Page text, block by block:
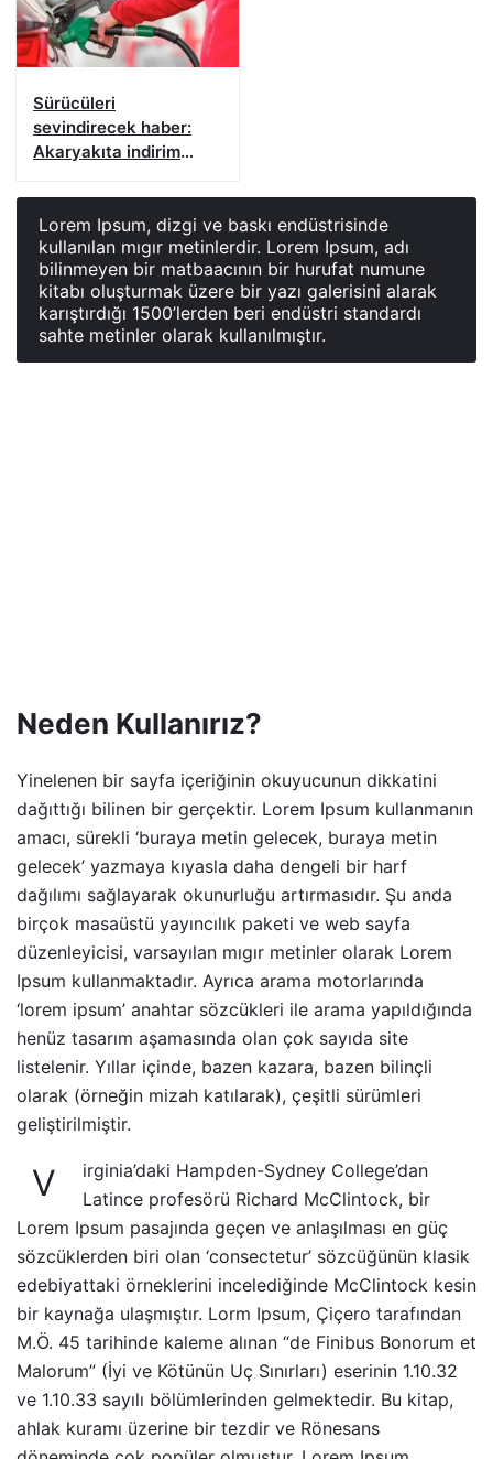
Sürücüleri
sevindirecek haber:
Akaryakıta indirim
Lorem Ipsum, dizgi ve baskı endüstrisinde
kullanılan mıgır metinlerdir. Lorem Ipsum, adı
bilinmeyen bir matbaacının bir hurufat numune
kitabı oluşturmak üzere bir yazı galerisini alarak
karıştırdığı 1500’lerden beri endüstri standardı
sahte metinler olarak kullanılmıştır.
Neden Kullanırız?
Yinelenen bir sayfa içeriğinin okuyucunun dikkatini
dağıttığı bilinen bir gerçektir. Lorem Ipsum kullanmanın
amacı, sürekli ‘buraya metin gelecek, buraya metin
gelecek’ yazmaya kıyasla daha dengeli bir harf
dağılımı sağlayarak okunurluğu artırmasıdır. Şu anda
birçok masaüstü yayıncılık paketi ve web sayfa
düzenleyicisi, varsayılan mıgır metinler olarak Lorem
Ipsum kullanmaktadır. Ayrıca arama motorlarında
‘lorem ipsum’ anahtar sözcükleri ile arama yapıldığında
henüz tasarım aşamasında olan çok sayıda site
listelenir. Yıllar içinde, bazen kazara, bazen bilinçli
olarak (örneğin mizah katılarak), çeşitli sürümleri
geliştirilmiştir.
V
irginia’daki Hampden-Sydney College’dan
Latince profesörü Richard McClintock, bir
Lorem Ipsum pasajında geçen ve anlaşılması en güç
sözcüklerden biri olan ‘consectetur’ sözcüğünün klasik
edebiyattaki örneklerini incelediğinde McClintock kesin
bir kaynağa ulaşmıştır. Lorm Ipsum, Çiçero tarafından
M.Ö. 45 tarihinde kaleme alınan “de Finibus Bonorum et
Malorum” (İyi ve Kötünün Uç Sınırları) eserinin 1.10.32
ve 1.10.33 sayılı bölümlerinden gelmektedir. Bu kitap,
ahlak kuramı üzerine bir tezdir ve Rönesans